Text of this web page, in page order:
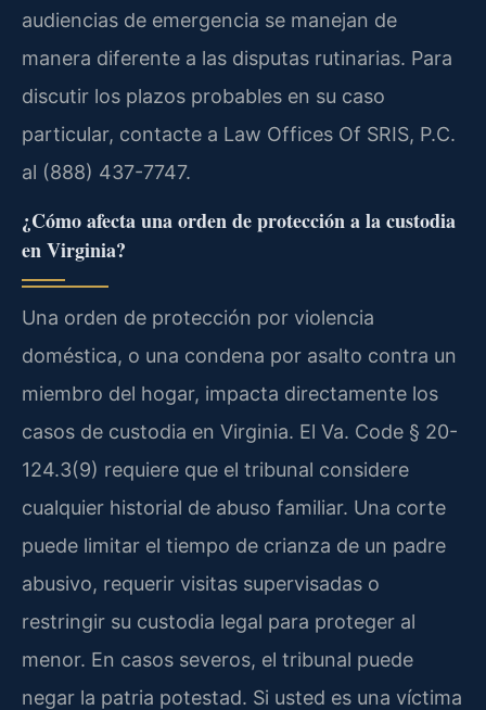
audiencias de emergencia se manejan de
manera diferente a las disputas rutinarias. Para
discutir los plazos probables en su caso
particular, contacte a Law Offices Of SRIS, P.C.
al (888) 437-7747.
¿Cómo afecta una orden de protección a la custodia
en Virginia?
Una orden de protección por violencia
doméstica, o una condena por asalto contra un
miembro del hogar, impacta directamente los
casos de custodia en Virginia. El Va. Code § 20-
124.3(9) requiere que el tribunal considere
cualquier historial de abuso familiar. Una corte
puede limitar el tiempo de crianza de un padre
abusivo, requerir visitas supervisadas o
restringir su custodia legal para proteger al
menor. En casos severos, el tribunal puede
negar la patria potestad. Si usted es una víctima